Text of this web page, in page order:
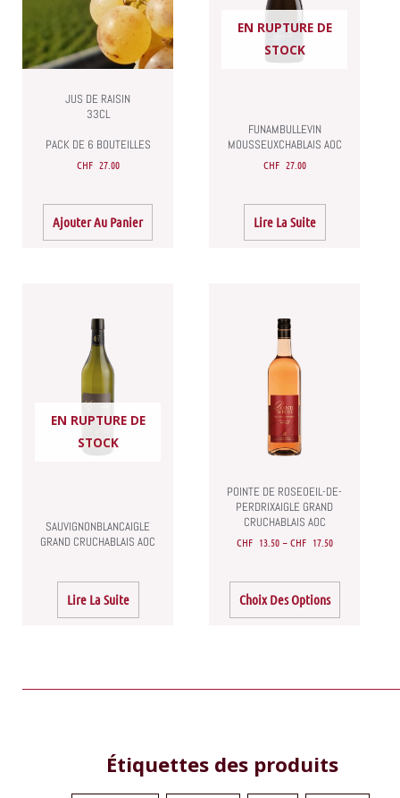
JUS DE RAISIN
33CL
PACK DE 6 BOUTEILLES
CHF 27.00
Ajouter Au Panier
EN RUPTURE DE
STOCK
FUNAMBULLEVIN
MOUSSEUXCHABLAIS AOC
CHF 27.00
Lire La Suite
EN RUPTURE DE
STOCK
SAUVIGNONBLANCAIGLE
GRAND CRUCHABLAIS AOC
Lire La Suite
POINTE DE ROSEOEIL-DE-
PERDRIXAIGLE GRAND
CRUCHABLAIS AOC
CHF 13.50 –CHF 17.50
Choix Des Options
produit
a
plusieurs
variations.
Les
options
peuvent
choisies
sur
la
du
produit
Étiquettes des produits
produits
produits
produits
produitproduit